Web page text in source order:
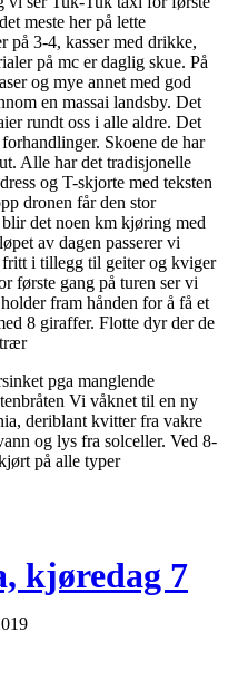
meste her på lette
på 3-4, kasser med drikke,
på mc er daglig skue. På
og mye annet med god
en massai landsby. Det
rundt oss i alle aldre. Det
Skoene de har
Alle har det tradisjonelle
og T-skjorte med teksten
dronen får den stor
det noen km kjøring med
av dagen passerer vi
fritt i tillegg til geiter og kviger
første gang på turen ser vi
fram hånden for å få et
8 giraffer. Flotte dyr der de
pga manglende
Vi våknet til en ny
deriblant kvitter fra vakre
og lys fra solceller. Ved 8-
på alle typer
kjøredag 7